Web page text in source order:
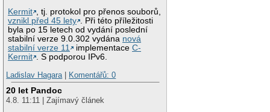
Kermit , tj. protokol pro přenos souborů,
vznikl před 45 lety . Při této příležitosti
byla po 15 letech od vydání poslední
stabilní verze 9.0.302 vydána nová
stabilní verze 11
implementaceC-
Kermit . S podporou IPv6.
Ladislav Hagara | Komentářů: 0
20 let Pandoc
4.8. 11:11 | Zajímavý článek